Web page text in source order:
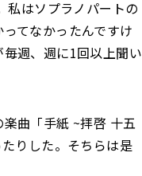
私はソプラノパートの
てなかったんですけ
週、週に1回以上聞い
曲「手紙 ~拝啓 十五
りした。そちらは是